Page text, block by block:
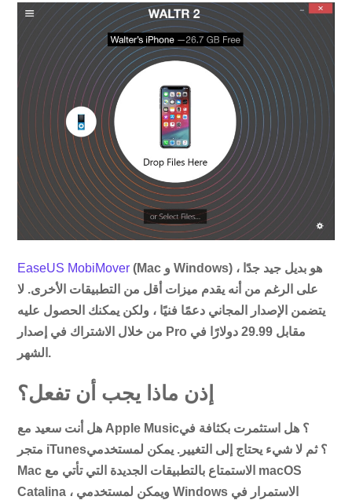
EaseUS MobiMover (Mac و Windows) هو بديل جيد جدًا ،
على الرغم من أنه يقدم ميزات أقل من التطبيقات الأخرى. لا
يتضمن الإصدار المجاني دعمًا فنيًا ، ولكن يمكنك الحصول عليه
من خلال الاشتراك في إصدار Pro مقابل 29.99 دولارًا في
الشهر.
إذن ماذا يجب أن تفعل؟
هل أنت سعيد مع Apple Music؟ هل استثمرت بكثافة في
متجر iTunes؟ ثم لا شيء يحتاج إلى التغيير. يمكن لمستخدمي
Mac الاستمتاع بالتطبيقات الجديدة التي تأتي مع macOS
Catalina ، ويمكن لمستخدمي Windows الاستمرار في